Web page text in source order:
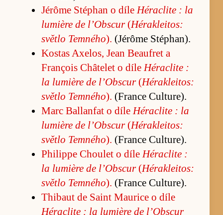
Jérôme Stéphan o díle Hérac­lite : la
lu­mière de l’Ob­scur(Héra­klei­tos:
světlo Tem­ného). (Jérôme Stéphan).
Kostas Axe­los, Jean Be­aufret a
François Châ­te­let o díle Hérac­lite :
la lu­mière de l’Ob­scur(Héra­klei­tos:
světlo Tem­ného). (France Cul­tu­re).
Marc Ballanfat o díle Hérac­lite : la
lu­mière de l’Ob­scur(Héra­klei­tos:
světlo Tem­ného). (France Cul­tu­re).
Phi­lippe Choulet o díle Hérac­lite :
la lu­mière de l’Ob­scur(Héra­klei­tos:
světlo Tem­ného). (France Cul­tu­re).
Thi­baut de Sa­int Mau­rice o díle
Hérac­lite : la lu­mière de l’Ob­scur